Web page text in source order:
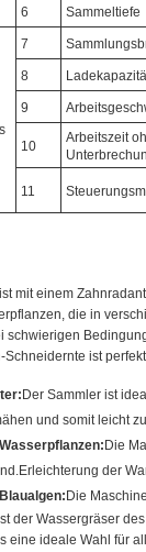
6 Sammeltiefe
7
8
9
10
Arbeitszeit
11
mit einem
die in
schwierigen
Schneidernte ist
Der Sammler ist
und somit leicht
Die
der
Die
der Wassergräser
eine ideale Wahl für